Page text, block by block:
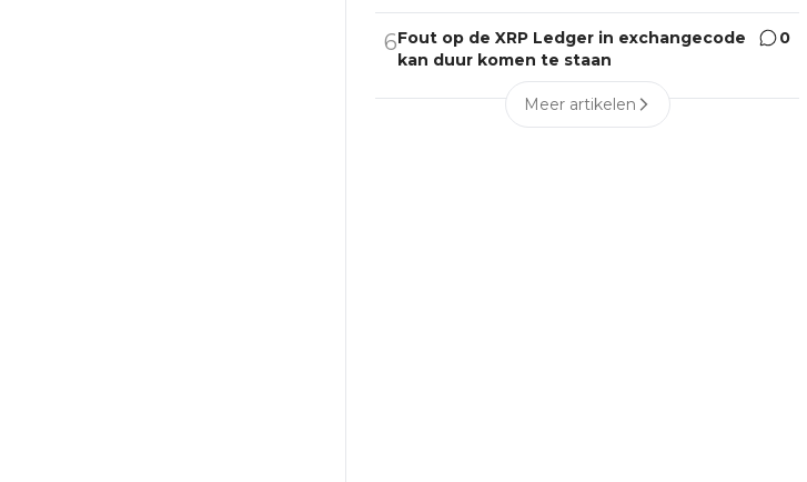
6Fout op de XRP Ledger in exchangecode
kan duur komen te staan
0
Meer artikelen